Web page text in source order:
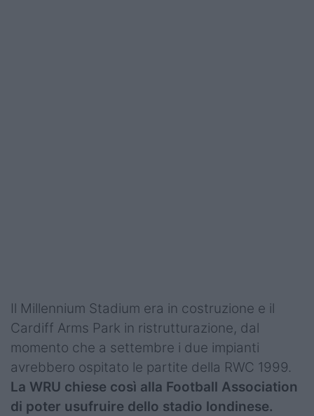
Il Millennium Stadium era in costruzione e il
Cardiff Arms Park in ristrutturazione, dal
momento che a settembre i due impianti
avrebbero ospitato le partite della RWC 1999.
La WRU chiese così alla Football Association
di poter usufruire dello stadio londinese.